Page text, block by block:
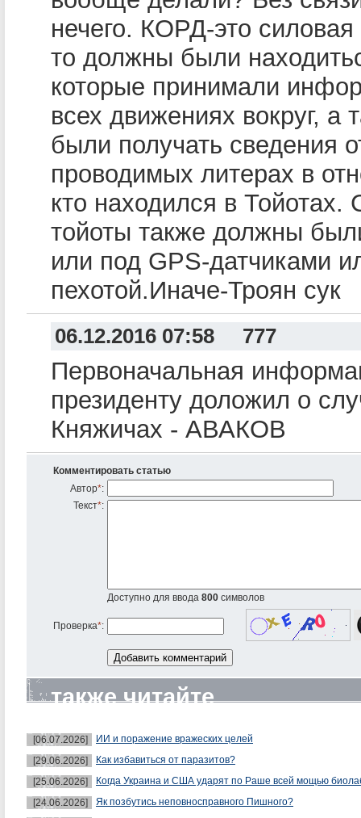
нечего. КОРД-это
то должны были
которые принимали
всех движениях вокруг, а
были получать сведения
проводимых литерах в
кто находился в Тойотах.
тойоты также должны
или под GPS-датчиками
пехотой.Иначе-Троян сук
06.12.2016 07:58 777
Первоначальная
президенту доложил о
Княжичах - АВАКОВ
Комментировать статью
Автор*:
Текст*:
Доступно для ввода 800 символов
Проверка*:
также читайте
[06.07.2026]
ИИ и поражение вражеских целей
[29.06.2026]
Как избавиться от паразитов?
[25.06.2026]
Когда Украина и США ударят по Раше всей мощью
[24.06.2026]
Як позбутись неповносправного Пишного?